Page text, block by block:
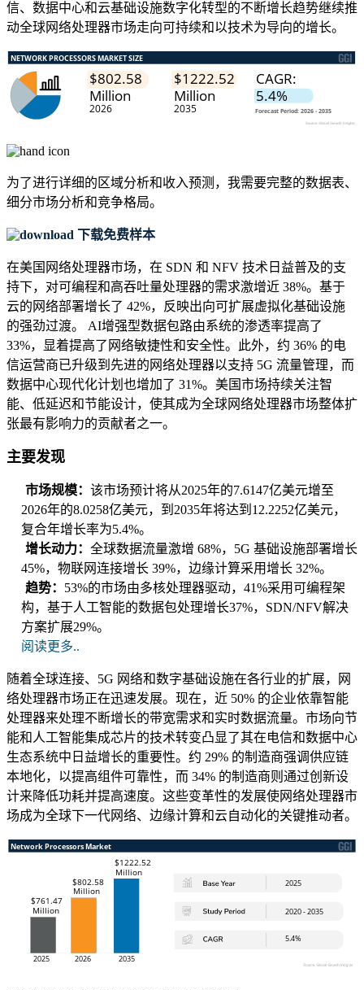
信、数据中心和云基础设施数字化转型的不断增长趋势继续推
动全球网络处理器市场走向可持续和以技术为导向的增长。
为了进行详细的区域分析和收入预测，我需要完整的数据表、
细分市场分析和竞争格局。
下载免费样本
在美国网络处理器市场，在 SDN 和 NFV 技术日益普及的支
持下，对可编程和高吞吐量处理器的需求激增近 38%。基于
云的网络部署增长了 42%，反映出向可扩展虚拟化基础设施
的强劲过渡。 AI增强型数据包路由系统的渗透率提高了
33%，显着提高了网络敏捷性和安全性。此外，约 36% 的电
信运营商已升级到先进的网络处理器以支持 5G 流量管理，而
数据中心现代化计划也增加了 31%。美国市场持续关注智
能、低延迟和节能设计，使其成为全球网络处理器市场整体扩
张最有影响力的贡献者之一。
主要发现
市场规模： 该市场预计将从2025年的7.6147亿美元增至
2026年的8.0258亿美元，到2035年将达到12.2252亿美元，
复合年增长率为5.4%。
增长动力： 全球数据流量激增 68%，5G 基础设施部署增长
45%，物联网连接增长 39%，边缘计算采用增长 32%。
趋势： 53%的市场由多核处理器驱动，41%采用可编程架
构，基于人工智能的数据包处理增长37%，SDN/NFV解决
方案扩展29%。
阅读更多..
随着全球连接、5G 网络和数字基础设施在各行业的扩展，网
络处理器市场正在迅速发展。现在，近 50% 的企业依靠智能
处理器来处理不断增长的带宽需求和实时数据流量。市场向节
能和人工智能集成芯片的技术转变凸显了其在电信和数据中心
生态系统中日益增长的重要性。约 29% 的制造商强调供应链
本地化，以提高组件可靠性，而 34% 的制造商则通过创新设
计来降低功耗并提高速度。这些变革性的发展使网络处理器市
场成为全球下一代网络、边缘计算和云自动化的关键推动者。